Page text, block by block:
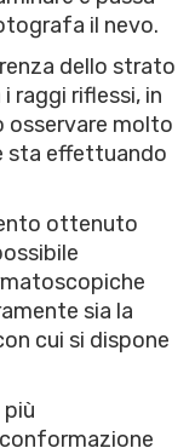
il nevo.
dello strato
raggi riflessi, in
osservare molto
sta effettuando
ottenuto
sia la
cui si dispone